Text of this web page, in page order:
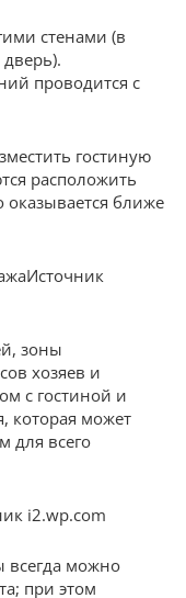
стенами (в
проводится с
гостиную
расположить
оказывается ближе
зоны
хозяев и
с гостиной и
которая может
для всего
i2.wp.com
всегда можно
при этом